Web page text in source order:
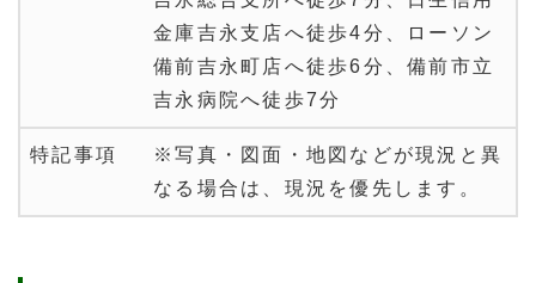
金庫吉永支店へ徒歩4分、ローソン
備前吉永町店へ徒歩6分、備前市立
吉永病院へ徒歩7分
特記事項
※写真・図面・地図などが現況と異
なる場合は、現況を優先します。